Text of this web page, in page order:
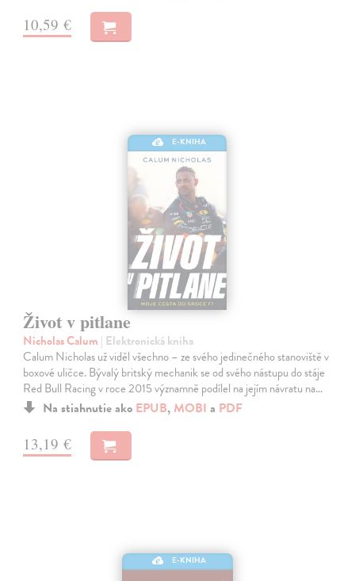
10,59 €
E-KNIHA
Život v pitlane
Nicholas Calum | Elektronická kniha
Calum Nicholas už viděl všechno – ze svého jedinečného stanoviště v
boxové uličce. Bývalý britský mechanik se od svého nástupu do stáje
Red Bull Racing v roce 2015 významně podílel na jejím návratu na…
Na stiahnutie ako EPUB, MOBI a PDF
13,19 €
E-KNIHA